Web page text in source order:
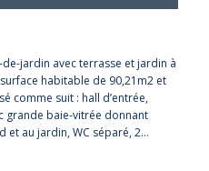
jardin avec terrasse et jardin à
habitable de 90,21m2 et
comme suit : hall d’entrée,
grande baie-vitrée donnant
et au jardin, WC séparé, 2…